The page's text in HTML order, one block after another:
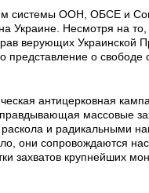
системы ООН, ОБСЕ и
Украине. Несмотря на то,
верующих Украинской
представление о свободе
антицерковная
массовые
и радикальными
они сопровождаются
захватов крупнейших